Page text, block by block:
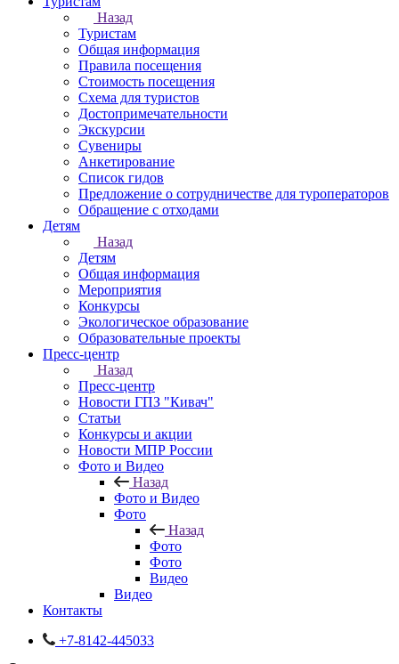
Назад
Туристам
Общая информация
Правила посещения
Стоимость посещения
Схема для туристов
Достопримечательности
Экскурсии
Сувениры
Анкетирование
Список гидов
Предложение о сотрудничестве для туроператоров
Обращение с отходами
Детям
Назад
Детям
Общая информация
Мероприятия
Конкурсы
Экологическое образование
Образовательные проекты
Пресс-центр
Назад
Пресс-центр
Новости ГПЗ "Кивач"
Статьи
Конкурсы и акции
Новости МПР России
Фото и Видео
Назад
Фото и Видео
Фото
Назад
Фото
Фото
Видео
Видео
Контакты
+7-8142-445033